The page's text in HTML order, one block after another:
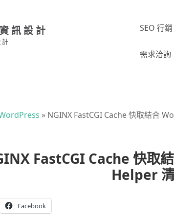
訊設計 SEO 行銷
需求洽詢
» NGINX FastCGI Cache 快取結合
FastCGI Cache 快取
Helper
Facebook